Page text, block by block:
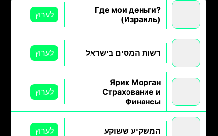
Где мои деньги?
(Израиль)
לערוץ
רשות המסים בישראל לערוץ
Ярик Морган
Страхование и
Финансы
לערוץ
המשקיע ששוקע לערוץ